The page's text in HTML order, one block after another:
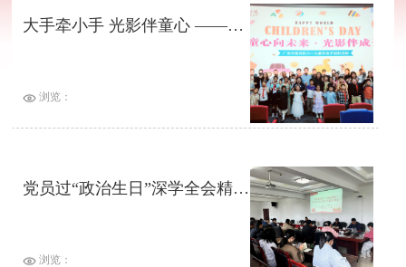
并讲授专题党课。
大手牵小手 光影伴童心 ——中共广安市委党校机关工会组织开展“六一”亲子观影活动
浏览：
党员过“政治生日”深学全会精神——小平干部学院（广安市委党校）机关第一党支部开展4月主题党日活动
浏览：